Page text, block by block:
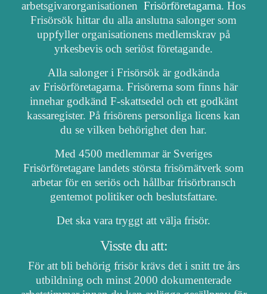
arbetsgivarorganisationen Frisörföretagarna. Hos
Frisörsök hittar du alla anslutna salonger som
uppfyller organisationens medlemskrav på
yrkesbevis och seriöst företagande.
Alla salonger i Frisörsök är godkända
av Frisörföretagarna. Frisörerna som finns här
innehar godkänd F-skattsedel och ett godkänt
kassaregister. På frisörens personliga licens kan
du se vilken behörighet den har.
Med 4500 medlemmar är Sveriges
Frisörföretagare landets största frisörnätverk som
arbetar för en seriös och hållbar frisörbransch
gentemot politiker och beslutsfattare.
Det ska vara tryggt att välja frisör.
Visste du att:
För att bli behörig frisör krävs det i snitt tre års
utbildning och minst 2000 dokumenterade